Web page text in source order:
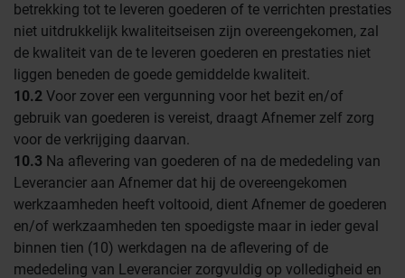
betrekking tot te leveren goederen of te verrichten prestaties
niet uitdrukkelijk kwaliteitseisen zijn overeengekomen, zal
de kwaliteit van de te leveren goederen en prestaties niet
liggen beneden de goede gemiddelde kwaliteit.
10.2 Voor zover een vergunning voor het bezit en/of
gebruik van goederen is vereist, draagt Afnemer zelf zorg
voor de verkrijging daarvan.
10.3 Na aflevering van goederen of na de mededeling van
Leverancier aan Afnemer dat hij de overeengekomen
werkzaamheden heeft voltooid, dient Afnemer de goederen
en/of werkzaamheden ten spoedigste maar in ieder geval
binnen tien (10) werkdagen na de aflevering of de
mededeling van Leverancier zorgvuldig op volledigheid en